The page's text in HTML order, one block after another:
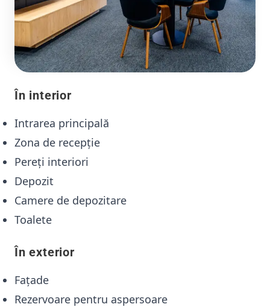
În interior
Intrarea principală
Zona de recepție
Pereți interiori
Depozit
Camere de depozitare
Toalete
În exterior
Fațade
Rezervoare pentru aspersoare